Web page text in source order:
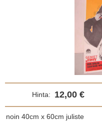
Hinta: 12,00 €
noin 40cm x 60cm juliste